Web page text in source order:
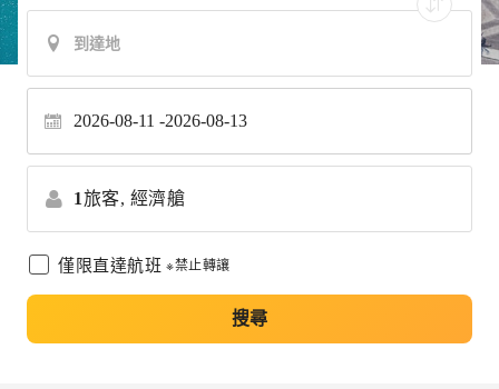
2026-08-11 2026-08-13
1旅客, 經濟艙
僅限直達航班 ※禁止轉讓
搜尋